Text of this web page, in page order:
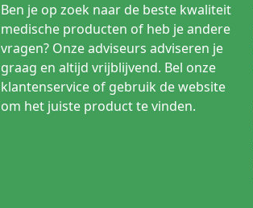
Ben je op zoek naar de beste kwaliteit
medische producten of heb je andere
vragen? Onze adviseurs adviseren je
graag en altijd vrijblijvend. Bel onze
klantenservice of gebruik de website
om het juiste product te vinden.